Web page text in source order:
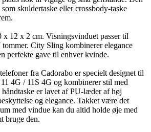
skuldertaske eller crossbody-taske
x 12 x 2 cm. Visningsvinduet passer til
tommer. City Sling kombinerer elegance
perfekte gave til enhver kvinde.
fra Cadorabo er specielt designet til
4G / 11S 4G og kombinerer stil med
er lavet af PU-læder af høj
og elegance. Takket være det
med vindue kan du altid holde øje med
bruge den.